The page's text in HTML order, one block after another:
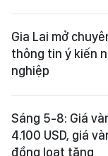
Gia Lai mở
thông tin ý kiến
nghiệp
Sáng 5-8: Giá
4.100 USD, giá
đồng loạt tăng